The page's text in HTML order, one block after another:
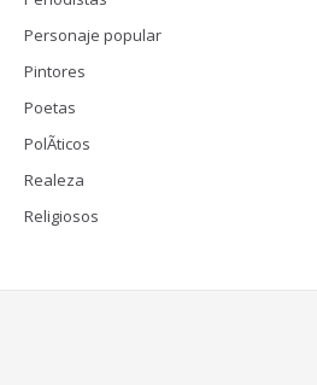
Personaje popular
Pintores
Poetas
PolÃ­ticos
Realeza
Religiosos